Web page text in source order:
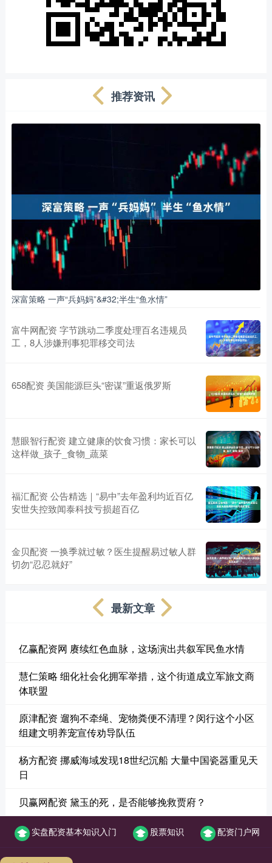
推荐资讯
深富策略 一声“兵妈妈”&#32;半生“鱼水情”
富牛网配资 字节跳动二季度处理百名违规员
工，8人涉嫌刑事犯罪移交司法
658配资 美国能源巨头“密谋”重返俄罗斯
慧眼智行配资 建立健康的饮食习惯：家长可以
这样做_孩子_食物_蔬菜
福汇配资 公告精选｜“易中”去年盈利均近百亿
安世失控致闻泰科技亏损超百亿
金贝配资 一换季就过敏？医生提醒易过敏人群
切勿“忍忍就好”
最新文章
亿赢配资网 赓续红色血脉，这场演出共叙军民鱼水情
慧仁策略 细化社会化拥军举措，这个街道成立军旅文商
体联盟
原津配资 遛狗不牵绳、宠物粪便不清理？闵行这个小区
组建文明养宠宣传劝导队伍
杨方配资 挪威海域发现18世纪沉船 大量中国瓷器重见天
日
贝赢网配资 黛玉的死，是否能够挽救贾府？
实盘配资基本知识入门 股票知识 配资门户网